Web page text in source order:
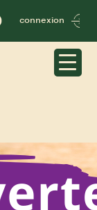
connexion